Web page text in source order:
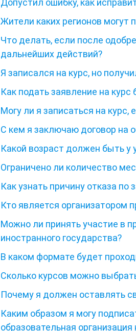
Жители каких регионов могут
Что делать, если после
дальнейших действий?
Я записался на курс, но
Как подать заявление на курс
Могу ли я записаться на курс,
С кем я заключаю договор на
Какой возраст должен быть у
Ограничено ли количество
Как узнать причину отказа по
Кто является организатором
Можно ли принять участие в
иностранного государства?
В каком формате будет
Сколько курсов можно
Почему я должен оставлять
Каким образом я могу
образовательная